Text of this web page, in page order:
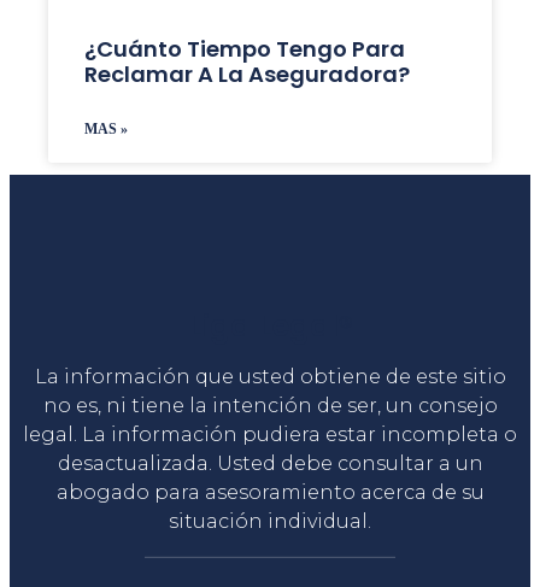
¿Cuánto Tiempo Tengo Para
Reclamar A La Aseguradora?
MAS »
La información que usted obtiene de este sitio
no es, ni tiene la intención de ser, un consejo
legal. La información pudiera estar incompleta o
desactualizada. Usted debe consultar a un
abogado para asesoramiento acerca de su
situación individual.